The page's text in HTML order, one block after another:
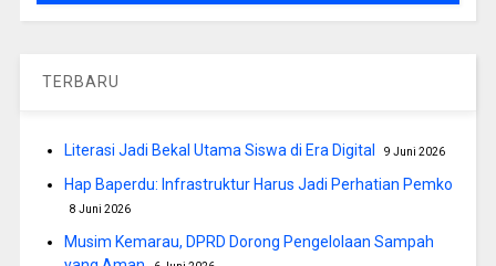
TERBARU
Literasi Jadi Bekal Utama Siswa di Era Digital 9 Juni 2026
Hap Baperdu: Infrastruktur Harus Jadi Perhatian Pemko
8 Juni 2026
Musim Kemarau, DPRD Dorong Pengelolaan Sampah